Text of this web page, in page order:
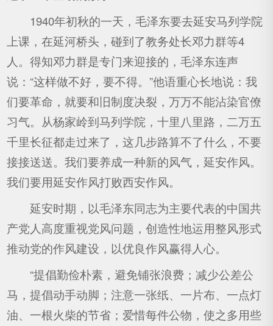
1940年初秋的一天，毛泽东要去延安马列学院
上课，在延河桥头，碰到了教务处长邓力群等4
人。得知邓力群是专门来迎接的，毛泽东连声
说：“这样做不好，要不得。”他语重心长地说：我
们要革命，就要和旧制度决裂，万万不能沾染官僚
习气。从杨家岭到马列学院，十里八里路，二万五
千里长征都走过来了，这几步路算不了什么，不要
接接送送。我们要养成一种新的风气，延安作风。
我们要用延安作风打败西安作风。
延安时期，以毛泽东同志为主要代表的中国共
产党人高度重视党风问题，创造性地运用整风形式
推动党的作风建设，以优良作风赢得人心。
“提倡勤俭朴素，避免铺张浪费；减少公差公
马，提倡动手动脚；注意一张纸、一片布、一点灯
油、一根火柴的节省；爱惜每件公物，使之多用些